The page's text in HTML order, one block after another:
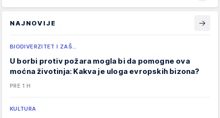
NAJNOVIJE
BIODIVERZITET I ZAŠ…
U borbi protiv požara mogla bi da pomogne ova
moćna životinja: Kakva je uloga evropskih bizona?
PRE 1 H
KULTURA